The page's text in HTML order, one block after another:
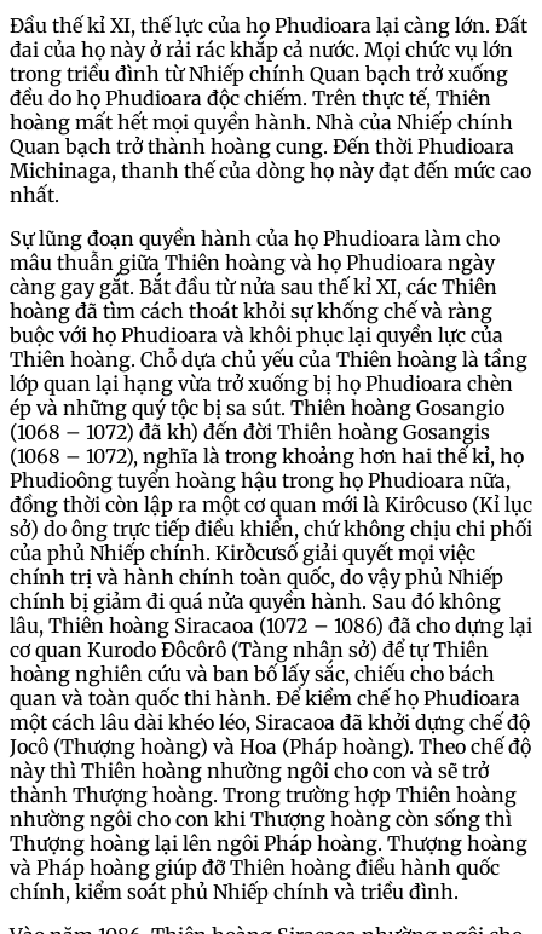
Đầu thế kỉ XI, thế lực của họ Phudioara lại càng lớn. Đất
đai của họ này ở rải rác khắp cả nước. Mọi chức vụ lớn
trong triều đình từ Nhiếp chính Quan bạch trở xuống
đều do họ Phudioara độc chiếm. Trên thực tế, Thiên
hoàng mất hết mọi quyền hành. Nhà của Nhiếp chính
Quan bạch trở thành hoàng cung. Đến thời Phudioara
Michinaga, thanh thế của dòng họ này đạt đến mức cao
nhất.
Sự lũng đoạn quyền hành của họ Phudioara làm cho
mâu thuẫn giữa Thiên hoàng và họ Phudioara ngày
càng gay gắt. Bắt đầu từ nửa sau thế kỉ XI, các Thiên
hoàng đã tìm cách thoát khỏi sự khống chế và ràng
buộc với họ Phudioara và khôi phục lại quyền lực của
Thiên hoàng. Chỗ dựa chủ yếu của Thiên hoàng là tầng
lớp quan lại hạng vừa trở xuống bị họ Phudioara chèn
ép và những quý tộc bị sa sút. Thiên hoàng Gosangio
(1068 – 1072) đã kh) đến đời Thiên hoàng Gosangis
(1068 – 1072), nghĩa là trong khoảng hơn hai thế kỉ, họ
Phudioông tuyển hoàng hậu trong họ Phudioara nữa,
đồng thời còn lập ra một cơ quan mới là Kirôcuso (Kỉ lục
sở) do ông trực tiếp điều khiển, chứ không chịu chi phối
của phủ Nhiếp chính. Kirðcưsố giải quyết mọi việc
chính trị và hành chính toàn quốc, do vậy phủ Nhiếp
chính bị giảm đi quá nửa quyền hành. Sau đó không
lâu, Thiên hoàng Siracaoa (1072 – 1086) đã cho dựng lại
cơ quan Kurodo Đôcôrô (Tàng nhân sở) để tự Thiên
hoàng nghiên cứu và ban bố lấy sắc, chiếu cho bách
quan và toàn quốc thi hành. Để kiềm chế họ Phudioara
một cách lâu dài khéo léo, Siracaoa đã khởi dựng chế độ
Jocô (Thượng hoàng) và Hoa (Pháp hoàng). Theo chế độ
này thì Thiên hoàng nhường ngôi cho con và sẽ trở
thành Thượng hoàng. Trong trường hợp Thiên hoàng
nhường ngôi cho con khi Thượng hoàng còn sống thì
Thượng hoàng lại lên ngôi Pháp hoàng. Thượng hoàng
và Pháp hoàng giúp đỡ Thiên hoàng điều hành quốc
chính, kiểm soát phủ Nhiếp chính và triều đình.